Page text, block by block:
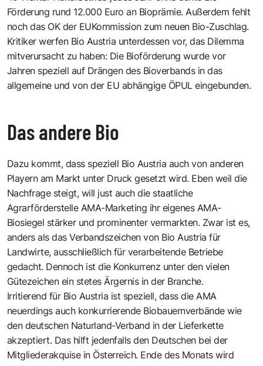
Förderung rund 12.000 Euro an Bioprämie. Außerdem fehlt
noch das OK der EUKommission zum neuen Bio-Zuschlag.
Kritiker werfen Bio Austria unterdessen vor, das Dilemma
mitverursacht zu haben: Die Bioförderung wurde vor
Jahren speziell auf Drängen des Bioverbands in das
allgemeine und von der EU abhängige ÖPUL eingebunden.
Das andere Bio
Dazu kommt, dass speziell Bio Austria auch von anderen
Playern am Markt unter Druck gesetzt wird. Eben weil die
Nachfrage steigt, will just auch die staatliche
Agrarförderstelle AMA-Marketing ihr eigenes AMA-
Biosiegel stärker und prominenter vermarkten. Zwar ist es,
anders als das Verbandszeichen von Bio Austria für
Landwirte, ausschließlich für verarbeitende Betriebe
gedacht. Dennoch ist die Konkurrenz unter den vielen
Gütezeichen ein stetes Ärgernis in der Branche.
Irritierend für Bio Austria ist speziell, dass die AMA
neuerdings auch konkurrierende Biobauernverbände wie
den deutschen Naturland-Verband in der Lieferkette
akzeptiert. Das hilft jedenfalls den Deutschen bei der
Mitgliederakquise in Österreich. Ende des Monats wird